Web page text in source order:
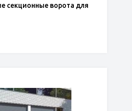
секционные ворота для